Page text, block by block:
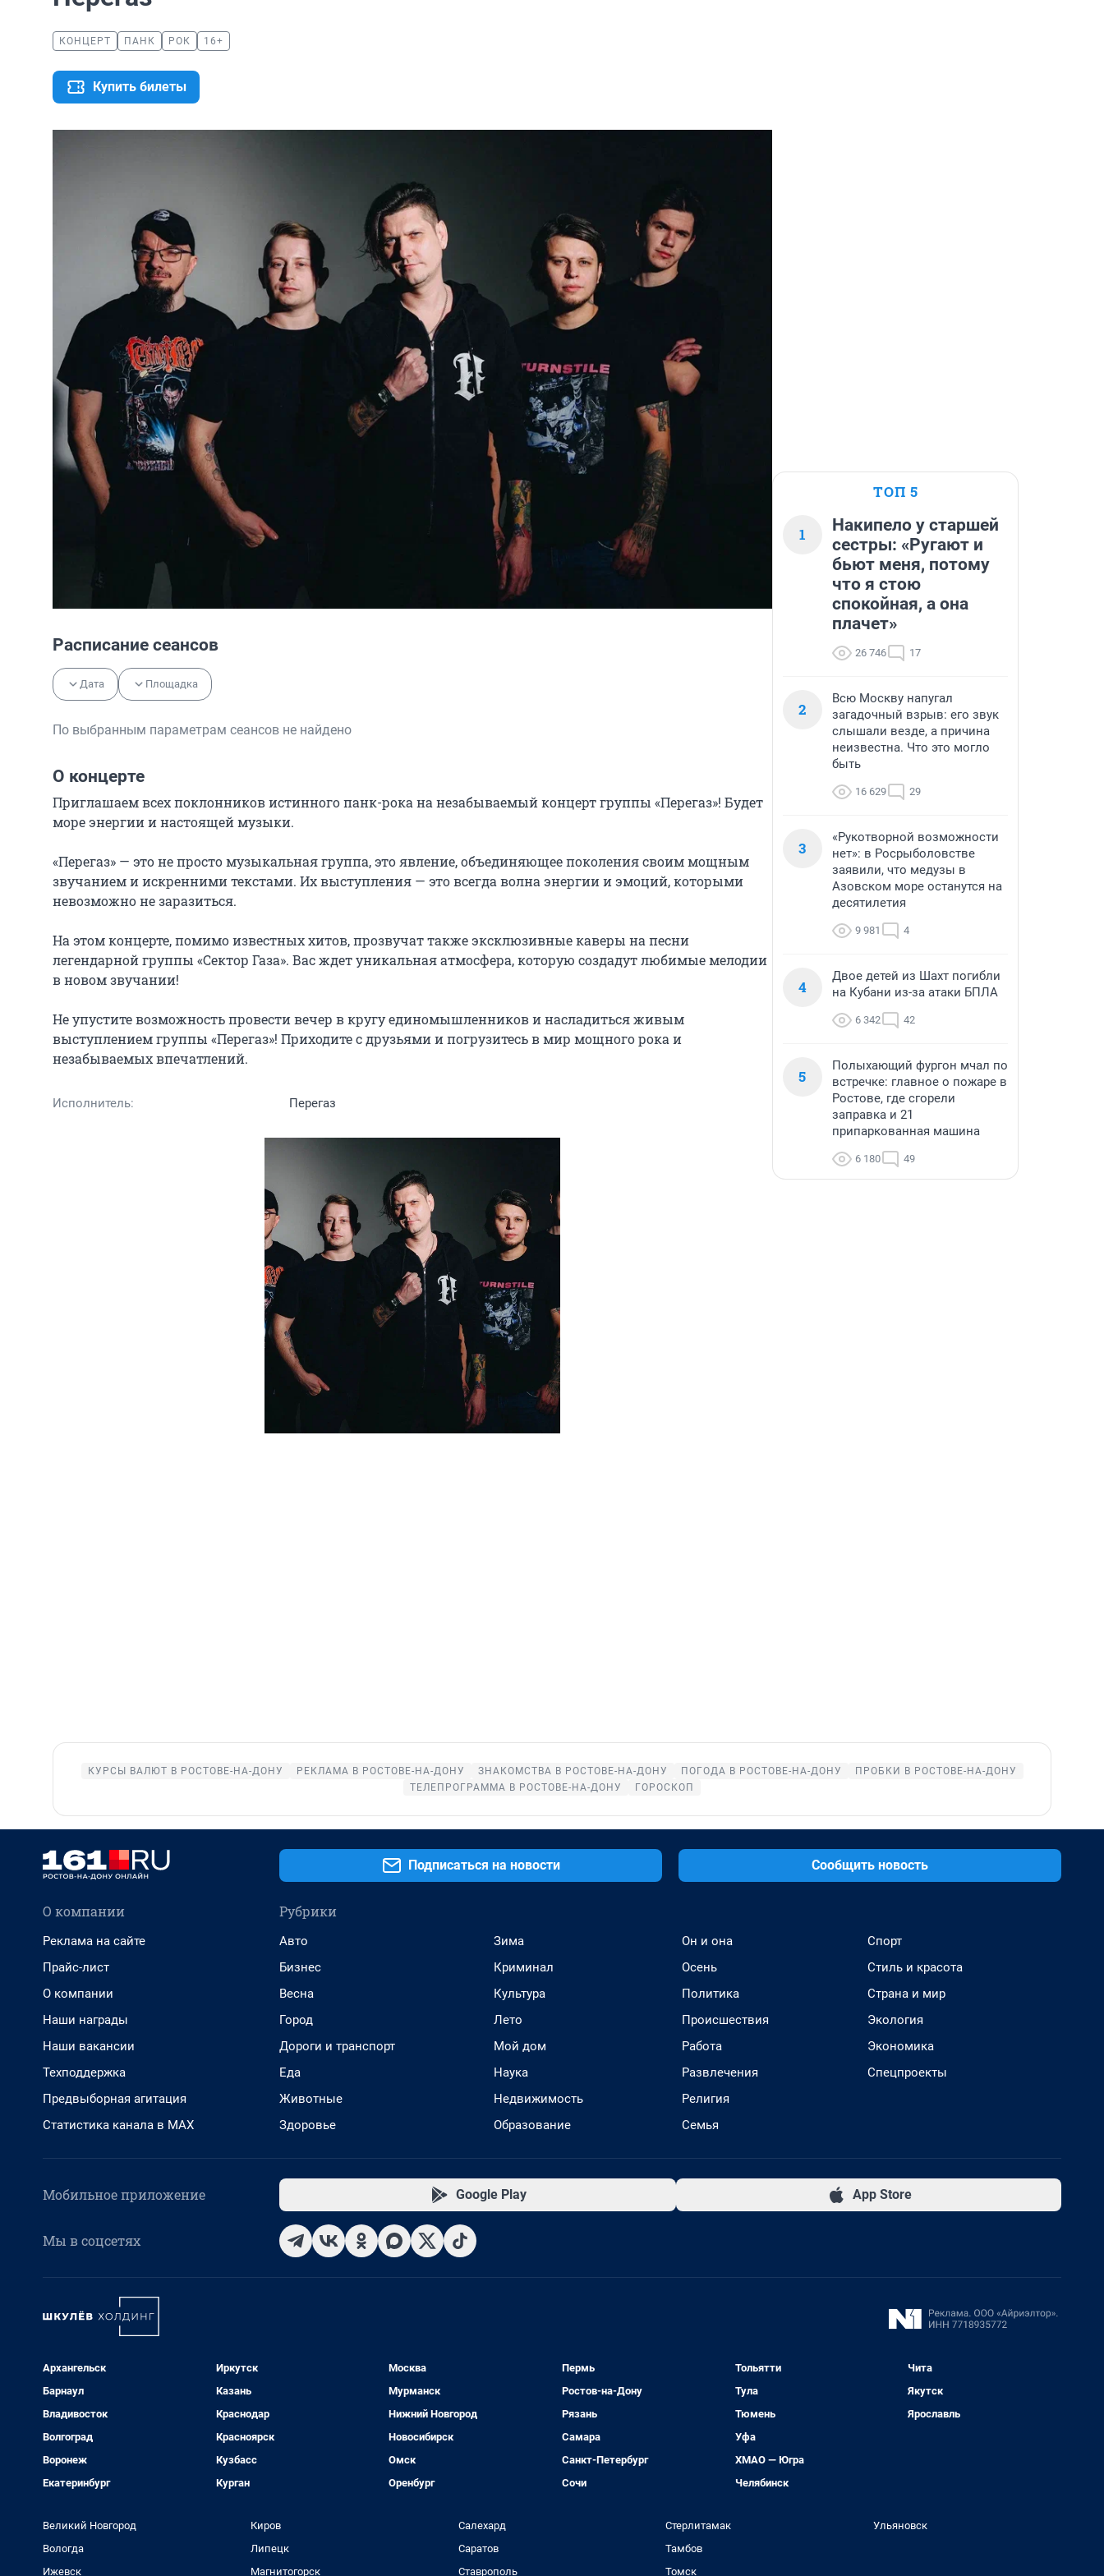
КОНЦЕРТ ПАНК РОК 16+
Купить билеты
Расписание сеансов
Дата Площадка
По выбранным параметрам сеансов не найдено
О концерте
Приглашаем всех поклонников истинного панк-рока на незабываемый концерт группы «Перегаз»! Будет
море энергии и настоящей музыки.
«Перегаз» — это не просто музыкальная группа, это явление, объединяющее поколения своим мощным
звучанием и искренними текстами. Их выступления — это всегда волна энергии и эмоций, которыми
невозможно не заразиться.
На этом концерте, помимо известных хитов, прозвучат также эксклюзивные каверы на песни
легендарной группы «Сектор Газа». Вас ждет уникальная атмосфера, которую создадут любимые мелодии
в новом звучании!
Не упустите возможность провести вечер в кругу единомышленников и насладиться живым
выступлением группы «Перегаз»! Приходите с друзьями и погрузитесь в мир мощного рока и
незабываемых впечатлений.
Исполнитель: Перегаз
ТОП 5
1
Накипело у старшей
сестры: «Ругают и
бьют меня, потому
что я стою
спокойная, а она
плачет»
26 746 17
2
Всю Москву напугал
загадочный взрыв: его звук
слышали везде, а причина
неизвестна. Что это могло
быть
16 629 29
3
«Рукотворной возможности
нет»: в Росрыболовстве
заявили, что медузы в
Азовском море останутся на
десятилетия
9 981 4
4
Двое детей из Шахт погибли
на Кубани из-за атаки БПЛА
6 342 42
5
Полыхающий фургон мчал по
встречке: главное о пожаре в
Ростове, где сгорели
заправка и 21
припаркованная машина
6 180 49
КУРСЫ ВАЛЮТ В РОСТОВЕ-НА-ДОНУ РЕКЛАМА В РОСТОВЕ-НА-ДОНУ ЗНАКОМСТВА В РОСТОВЕ-НА-ДОНУ ПОГОДА В РОСТОВЕ-НА-ДОНУ
ПРОБКИ В РОСТОВЕ-НА-ДОНУ
ТЕЛЕПРОГРАММА В РОСТОВЕ-НА-ДОНУ
ГОРОСКОП
Подписаться на новости Сообщить новость
О компании
Реклама на сайте
Прайс-лист
О компании
Наши награды
Наши вакансии
Техподдержка
Предвыборная агитация
Статистика канала в MAX
Рубрики
Авто
Бизнес
Весна
Город
Дороги и транспорт
Еда
Животные
Здоровье
Зима
Криминал
Культура
Лето
Мой дом
Наука
Недвижимость
Образование
Он и она
Осень
Политика
Происшествия
Работа
Развлечения
Религия
Семья
Спорт
Стиль и красота
Страна и мир
Экология
Экономика
Спецпроекты
Мобильное приложение Google Play App Store
Мы в соцсетях
Архангельск
Барнаул
Владивосток
Волгоград
Воронеж
Екатеринбург
Иркутск
Казань
Краснодар
Красноярск
Кузбасс
Курган
Москва
Мурманск
Нижний Новгород
Новосибирск
Омск
Оренбург
Пермь
Ростов-на-Дону
Рязань
Самара
Санкт-Петербург
Сочи
Тольятти
Тула
Тюмень
Уфа
ХМАО — Югра
Челябинск
Чита
Якутск
Ярославль
Великий Новгород
Вологда
Ижевск
Киров
Липецк
Магнитогорск
Салехард
Саратов
Ставрополь
Стерлитамак
Тамбов
Томск
Ульяновск